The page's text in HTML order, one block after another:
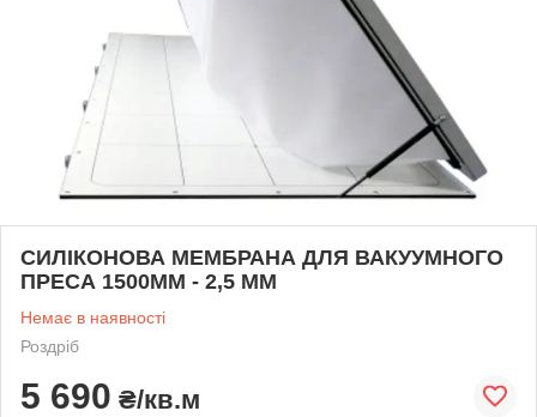
СИЛІКОНОВА МЕМБРАНА ДЛЯ ВАКУУМНОГО
ПРЕСА 1500ММ - 2,5 ММ
Немає в наявності
Роздріб
5 690 ₴/кв.м